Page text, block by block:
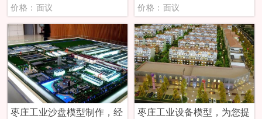
价格：面议 价格：面议
枣庄工业沙盘模型制作，经
枣庄工业设备模型，为您提